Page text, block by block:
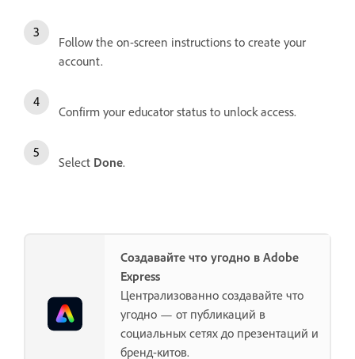
Follow the on-screen instructions to create your
account.
Confirm your educator status to unlock access.
Select Done.
Создавайте что угодно в Adobe
Express
Централизованно создавайте что
угодно — от публикаций в
социальных сетях до презентаций и
бренд-китов.